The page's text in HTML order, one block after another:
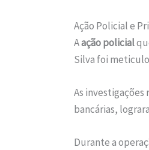
Ação Policial e
Aação policial
Silva foi
As investigações
bancárias,
Durante a